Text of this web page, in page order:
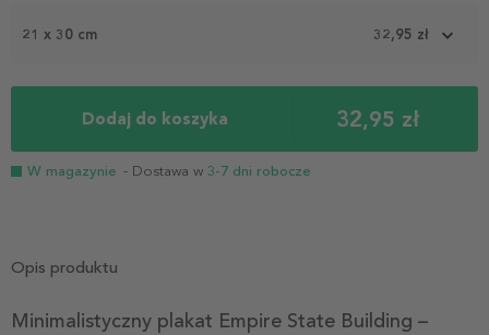
21 x 30 cm 32,95 zł
Dodaj do koszyka 32,95 zł
W magazynie - Dostawa w 3-7 dni robocze
Opis produktu
Minimalistyczny plakat Empire State Building –